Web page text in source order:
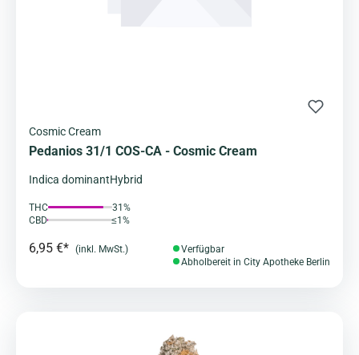
Cosmic Cream
Pedanios 31/1 COS-CA - Cosmic Cream
Indica dominantHybrid
THC
31%
CBD
≤1%
6,95 €* (inkl. MwSt.)
Verfügbar
Abholbereit in City Apotheke Berlin